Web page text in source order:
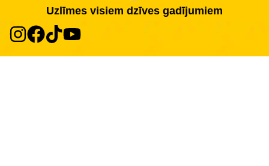
Uzlīmes visiem dzīves gadījumiem